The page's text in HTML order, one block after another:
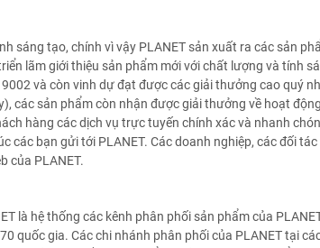
sáng tạo, chính vì vậy PLANET sản xuất ra các sản
lãm giới thiệu sản phẩm mới với chất lượng và tính
và còn vinh dự đạt được các giải thưởng cao quý
các sản phẩm còn nhận được giải thưởng về hoạt
hàng các dịch vụ trực tuyến chính xác và nhanh
bạn gửi tới PLANET. Các doanh nghiệp, các đối
của PLANET.
là hệ thống các kênh phân phối sản phẩm của
quốc gia. Các chi nhánh phân phối của PLANET tại